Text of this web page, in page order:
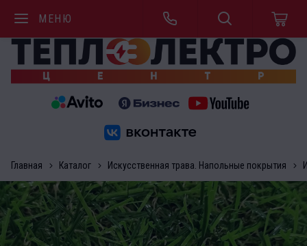
МЕНЮ
Главная Каталог Искусственная трава. Напольные покрытия